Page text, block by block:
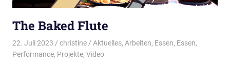
The Baked Flute
22. Juli 2023 christine Aktuelles, Arbeiten, Essen, Essen,
Performance, Projekte, Video